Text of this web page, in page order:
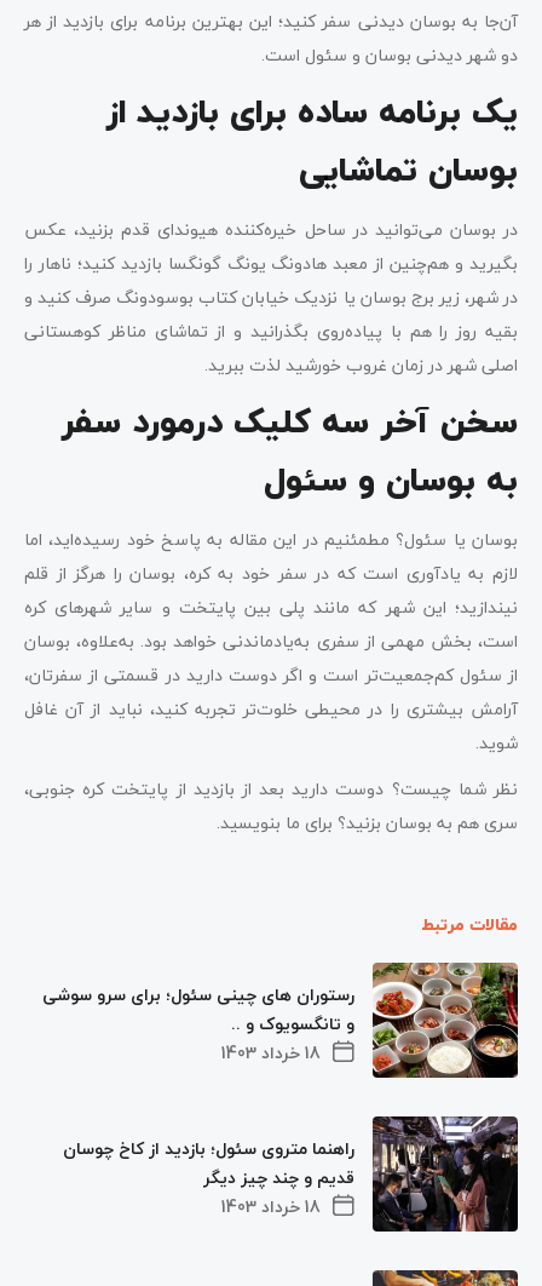
آن‌جا به بوسان دیدنی سفر کنید؛ این بهترین برنامه برای بازدید از هر
دو شهر دیدنی بوسان و سئول است.
یک برنامه ساده برای بازدید از
بوسان تماشایی
در بوسان می‌توانید در ساحل خیره‌کننده هیوندای قدم بزنید، عکس
بگیرید و هم‌چنین از معبد هادونگ یونگ گونگسا بازدید کنید؛ ناهار را
در شهر، زیر برج بوسان یا نزدیک خیابان کتاب بوسودونگ صرف کنید و
بقیه روز را هم با پیاده‌روی بگذرانید و از تماشای مناظر کوهستانی
اصلی شهر در زمان غروب خورشید لذت ببرید.
سخن آخر سه کلیک درمورد سفر
به بوسان و سئول
بوسان یا سئول؟ مطمئنیم در این مقاله به پاسخ خود رسیده‌اید، اما
لازم به یادآوری است که در سفر خود به کره‌، بوسان را هرگز از قلم
نیندازید؛ این شهر که مانند پلی بین پایتخت و سایر شهرهای کره
است، بخش مهمی از سفری به‌یادماندنی خواهد بود. به‌علاوه، بوسان
از سئول کم‌جمعیت‌تر است و اگر دوست دارید در قسمتی از سفرتان،
آرامش بیشتری را در محیطی خلوت‌تر تجربه کنید، نباید از آن غافل
شوید.
نظر شما چیست؟ دوست دارید بعد از بازدید از پایتخت کره جنوبی،
سری هم به بوسان بزنید؟ برای‌ ما بنویسید.
مقالات مرتبط
18 خرداد 1403
رستوران های چینی سئول؛ برای سرو سوشی
و تانگسویوک و ..
18 خرداد 1403
راهنما متروی سئول؛ بازدید از کاخ چوسان
قدیم و چند چیز دیگر